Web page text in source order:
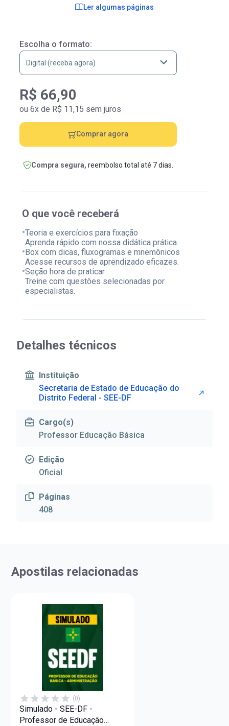
Ler algumas páginas
O que você receberá
•Teoria e exercícios para fixação
Aprenda rápido com nossa didática prática.
•Box com dicas, fluxogramas e mnemônicos
Acesse recursos de aprendizado eficazes.
•Seção hora de praticar
Treine com questões selecionadas por
especialistas.
Escolha o formato:
R$ 66,90
ou 6x de R$ 11,15 sem juros
Comprar agora
Compra segura, reembolso total até 7 dias.
Detalhes técnicos
Instituição
Secretaria de Estado de Educação do
Distrito Federal - SEE-DF
Cargo(s)
Professor Educação Básica
Edição
Oficial
Páginas
408
Apostilas relacionadas
(0)
Simulado - SEE-DF -
Professor de Educação